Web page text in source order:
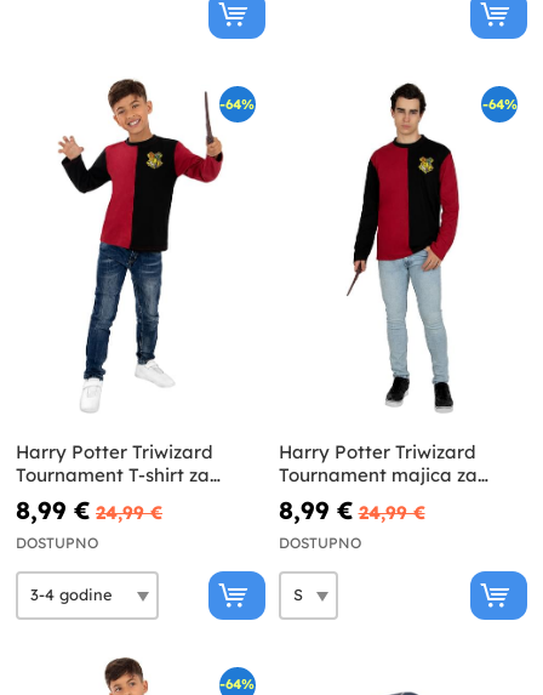
-64%
Harry Potter Triwizard
Tournament T-shirt za
dječake Harry Potter
8,99 € 24,99 €
DOSTUPNO
-64%
Harry Potter Triwizard
Tournament majica za
odrasle Harry Potter
8,99 € 24,99 €
DOSTUPNO
-64%